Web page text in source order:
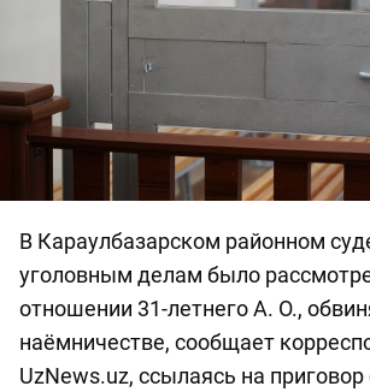
В Караулбазарском районном
уголовным делам было
отношении 31-летнего А. О.,
наёмничестве, сообщает
UzNews.uz, ссылаясь на приговор